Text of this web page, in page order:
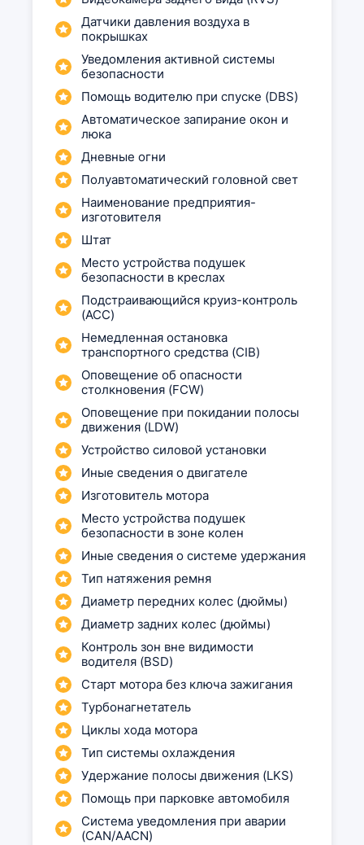
Датчики давления воздуха в
покрышках
Уведомления активной системы
безопасности
Помощь водителю при спуске (DBS)
Автоматическое запирание окон и
люка
Дневные огни
Полуавтоматический головной свет
Наименование предприятия-
изготовителя
Штат
Место устройства подушек
безопасности в креслах
Подстраивающийся круиз-контроль
(ACC)
Немедленная остановка
транспортного средства (CIB)
Оповещение об опасности
столкновения (FCW)
Оповещение при покидании полосы
движения (LDW)
Устройство силовой установки
Иные сведения о двигателе
Изготовитель мотора
Место устройства подушек
безопасности в зоне колен
Иные сведения о системе удержания
Тип натяжения ремня
Диаметр передних колес (дюймы)
Диаметр задних колес (дюймы)
Контроль зон вне видимости
водителя (BSD)
Старт мотора без ключа зажигания
Турбонагнетатель
Циклы хода мотора
Тип системы охлаждения
Удержание полосы движения (LKS)
Помощь при парковке автомобиля
Система уведомления при аварии
(CAN/AACN)